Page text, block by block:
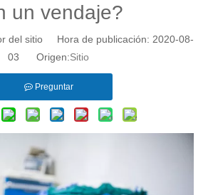
Productos ortopédicos -Praster de París venda
un vendaje?
del sitio Hora de publicación: 2020-08-
03 Origen:Sitio
Preguntar